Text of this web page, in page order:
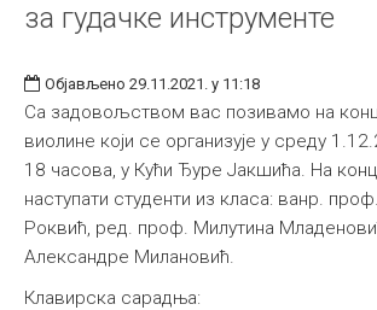
за гудачке инструменте
Објављено 29.11.2021. у 11:18
Са задовољством вас позивамо на
виолине који се организује у среду
18 часова, у Кући Ђуре Јакшића. На
наступати студенти из класа: ванр.
Роквић, ред. проф. Милутина
Александре Милановић.
Клавирска сарадња: